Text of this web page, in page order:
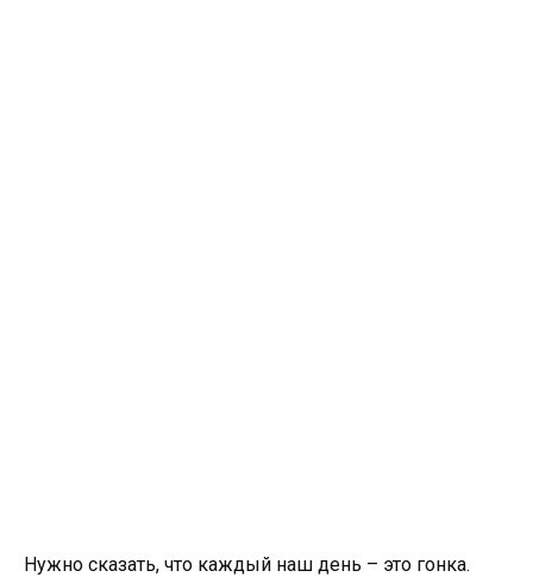
Нужно сказать, что каждый наш день – это гонка.